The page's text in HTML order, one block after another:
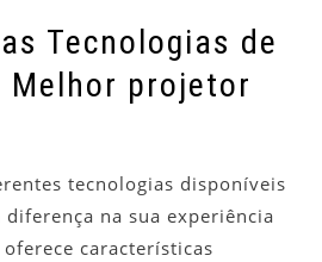
Tecnologias de
projetor
tecnologias disponíveis
na sua experiência
características